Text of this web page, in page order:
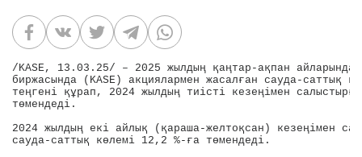
/KASE, 13.03.25/ – 2025 жылдың қаңтар-ақпан айларында
биржасында (KASE) акциялармен жасалған сауда-саттық
теңгені құрап, 2024 жылдың тиісті кезеңімен
төмендеді.
2024 жылдың екі айлық (қараша-желтоқсан) кезеңімен
сауда-саттық көлемі 12,2 %-ға төмендеді.